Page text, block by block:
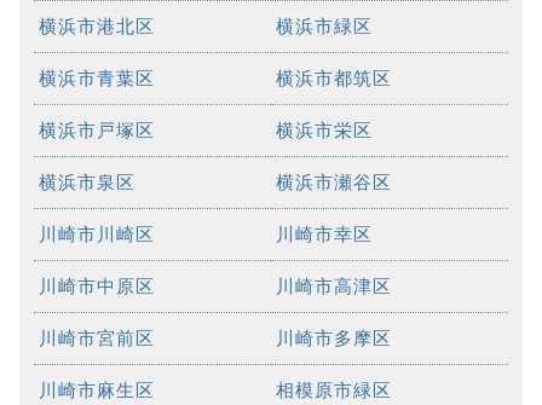
横浜市港北区 横浜市緑区
横浜市青葉区 横浜市都筑区
横浜市戸塚区 横浜市栄区
横浜市泉区 横浜市瀬谷区
川崎市川崎区 川崎市幸区
川崎市中原区 川崎市高津区
川崎市宮前区 川崎市多摩区
川崎市麻生区 相模原市緑区